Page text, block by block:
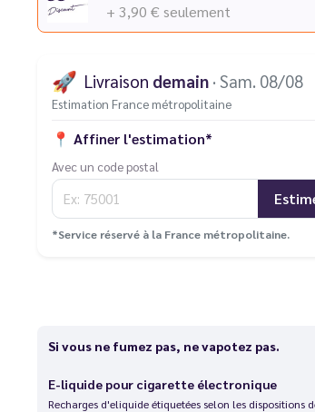
+ 3,90 € seulement
🚀 Livraison demain · Sam. 08/08
Estimation France métropolitaine
📍 Affiner l'estimation*
Avec un code postal
*Service réservé à la France métropolitaine.
Si vous ne fumez pas, ne vapotez pas.
E-liquide pour cigarette électronique
Recharges d'eliquide étiquetées selon les